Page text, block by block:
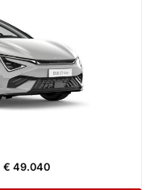
€ 49.040